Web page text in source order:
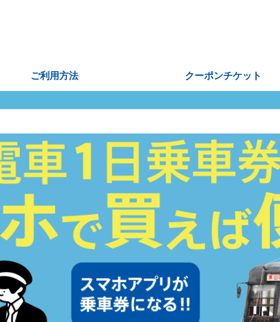
ご利用方法 クーポンチケット